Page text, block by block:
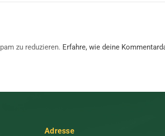
zu reduzieren. Erfahre, wie deine
Adresse